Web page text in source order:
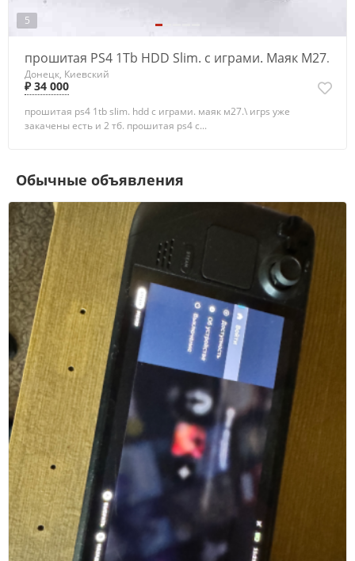
5
прошитая PS4 1Tb HDD Slim. с играми. Маяк М27.
Донецк, Киевский
₽ 34 000
прошитая ps4 1tb slim. hdd с играми. маяк м27.\ игрs уже
закачены есть и 2 тб. прошитая ps4 с...
Обычные объявления